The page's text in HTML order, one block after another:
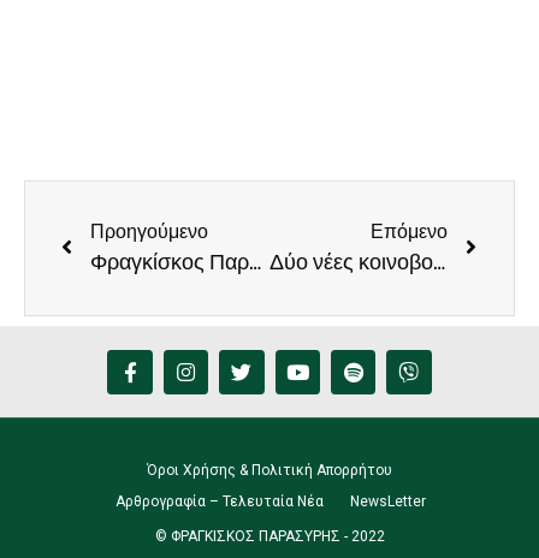
Προηγούμενο
Φραγκίσκος Παρασύηρη: έρχεται το χωροταξικό των ΑΠΕ και μαζί αυξήσεις στα ανταποδοτικά για τις τοπικές κοινωνίες
Επόμενο
Δύο νέες κοινοβουλευτικές παρεμβάσεις του Φραγκίσκου Παρασύρη, για ζητήματα της Πανελλήνιας Ομοσπονδίας Ενώσεων Στρατιωτικών
Όροι Χρήσης & Πολιτική Απορρήτου
Αρθρογραφία – Τελευταία Νέα
NewsLetter
© ΦΡΑΓΚΙΣΚΟΣ ΠΑΡΑΣΥΡΗΣ - 2022